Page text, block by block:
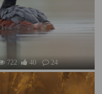
722 40 24